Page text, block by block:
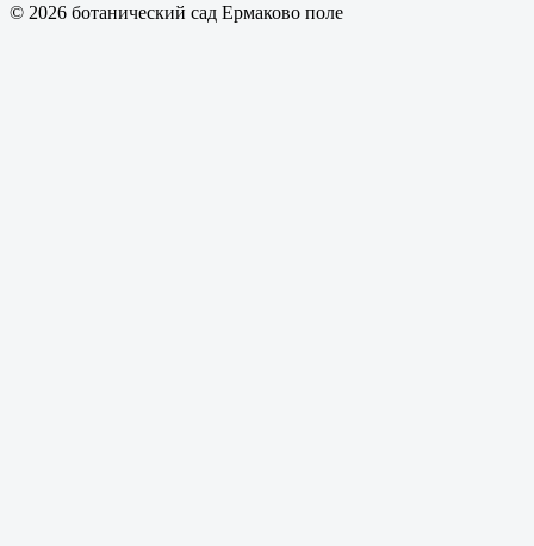
© 2026 ботанический сад Ермаково поле